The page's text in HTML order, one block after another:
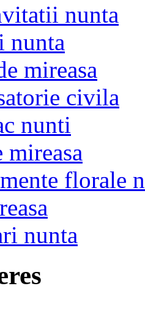
nunta
nunta
mireasa
civila
nunti
mireasa
florale
nunta